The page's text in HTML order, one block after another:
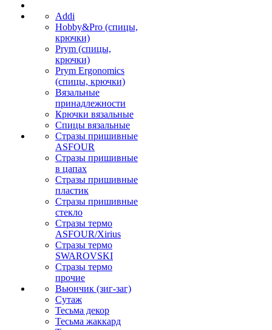
Addi
Hobby&Pro (спицы,
крючки)
Prym (спицы,
крючки)
Prym Ergonomics
(спицы, крючки)
Вязальные
принадлежности
Крючки вязальные
Спицы вязальные
Стразы пришивные
ASFOUR
Стразы пришивные
в цапах
Стразы пришивные
пластик
Стразы пришивные
стекло
Стразы термо
ASFOUR/Xirius
Стразы термо
SWAROVSKI
Стразы термо
прочие
Вьюнчик (зиг-заг)
Сутаж
Тесьма декор
Тесьма жаккард